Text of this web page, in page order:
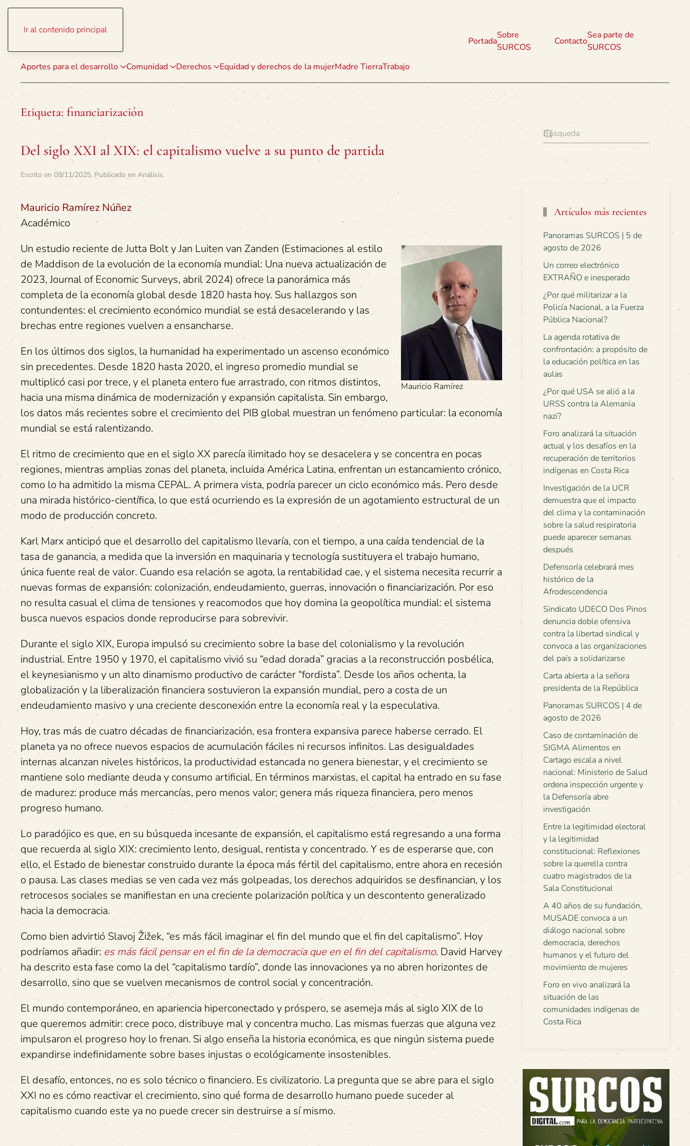
Ir al contenido principal
Aportes para el desarrollo Comunidad Derechos Equidad y derechos de la mujerMadre TierraTrabajo
Portada
Sobre
SURCOS
Contacto
Sea parte de
SURCOS
Etiqueta: financiarización
Del siglo XXI al XIX: el capitalismo vuelve a su punto de partida
Escrito en 09/11/2025. Publicado en Análisis.
Mauricio Ramírez Núñez
Académico
Mauricio Ramírez
Un estudio reciente de Jutta Bolt y Jan Luiten van Zanden (Estimaciones al estilo
de Maddison de la evolución de la economía mundial: Una nueva actualización de
2023, Journal of Economic Surveys, abril 2024) ofrece la panorámica más
completa de la economía global desde 1820 hasta hoy. Sus hallazgos son
contundentes: el crecimiento económico mundial se está desacelerando y las
brechas entre regiones vuelven a ensancharse.
En los últimos dos siglos, la humanidad ha experimentado un ascenso económico
sin precedentes. Desde 1820 hasta 2020, el ingreso promedio mundial se
multiplicó casi por trece, y el planeta entero fue arrastrado, con ritmos distintos,
hacia una misma dinámica de modernización y expansión capitalista. Sin embargo,
los datos más recientes sobre el crecimiento del PIB global muestran un fenómeno particular: la economía
mundial se está ralentizando.
El ritmo de crecimiento que en el siglo XX parecía ilimitado hoy se desacelera y se concentra en pocas
regiones, mientras amplias zonas del planeta, incluida América Latina, enfrentan un estancamiento crónico,
como lo ha admitido la misma CEPAL. A primera vista, podría parecer un ciclo económico más. Pero desde
una mirada histórico-científica, lo que está ocurriendo es la expresión de un agotamiento estructural de un
modo de producción concreto.
Karl Marx anticipó que el desarrollo del capitalismo llevaría, con el tiempo, a una caída tendencial de la
tasa de ganancia, a medida que la inversión en maquinaria y tecnología sustituyera el trabajo humano,
única fuente real de valor. Cuando esa relación se agota, la rentabilidad cae, y el sistema necesita recurrir a
nuevas formas de expansión: colonización, endeudamiento, guerras, innovación o financiarización. Por eso
no resulta casual el clima de tensiones y reacomodos que hoy domina la geopolítica mundial: el sistema
busca nuevos espacios donde reproducirse para sobrevivir.
Durante el siglo XIX, Europa impulsó su crecimiento sobre la base del colonialismo y la revolución
industrial. Entre 1950 y 1970, el capitalismo vivió su “edad dorada” gracias a la reconstrucción posbélica,
el keynesianismo y un alto dinamismo productivo de carácter “fordista”. Desde los años ochenta, la
globalización y la liberalización financiera sostuvieron la expansión mundial, pero a costa de un
endeudamiento masivo y una creciente desconexión entre la economía real y la especulativa.
Hoy, tras más de cuatro décadas de financiarización, esa frontera expansiva parece haberse cerrado. El
planeta ya no ofrece nuevos espacios de acumulación fáciles ni recursos infinitos. Las desigualdades
internas alcanzan niveles históricos, la productividad estancada no genera bienestar, y el crecimiento se
mantiene solo mediante deuda y consumo artificial. En términos marxistas, el capital ha entrado en su fase
de madurez: produce más mercancías, pero menos valor; genera más riqueza financiera, pero menos
progreso humano.
Lo paradójico es que, en su búsqueda incesante de expansión, el capitalismo está regresando a una forma
que recuerda al siglo XIX: crecimiento lento, desigual, rentista y concentrado. Y es de esperarse que, con
ello, el Estado de bienestar construido durante la época más fértil del capitalismo, entre ahora en recesión
o pausa. Las clases medias se ven cada vez más golpeadas, los derechos adquiridos se desfinancian, y los
retrocesos sociales se manifiestan en una creciente polarización política y un descontento generalizado
hacia la democracia.
Como bien advirtió Slavoj Žižek, “es más fácil imaginar el fin del mundo que el fin del capitalismo”. Hoy
podríamos añadir:es más fácil pensar en el fin de la democracia que en el fin del capitalismo. David Harvey
ha descrito esta fase como la del “capitalismo tardío”, donde las innovaciones ya no abren horizontes de
desarrollo, sino que se vuelven mecanismos de control social y concentración.
El mundo contemporáneo, en apariencia hiperconectado y próspero, se asemeja más al siglo XIX de lo
que queremos admitir: crece poco, distribuye mal y concentra mucho. Las mismas fuerzas que alguna vez
impulsaron el progreso hoy lo frenan. Si algo enseña la historia económica, es que ningún sistema puede
expandirse indefinidamente sobre bases injustas o ecológicamente insostenibles.
El desafío, entonces, no es solo técnico o financiero. Es civilizatorio. La pregunta que se abre para el siglo
XXI no es cómo reactivar el crecimiento, sino qué forma de desarrollo humano puede suceder al
capitalismo cuando este ya no puede crecer sin destruirse a sí mismo.
Artículos más recientes
Panoramas SURCOS | 5 de
agosto de 2026
Un correo electrónico
EXTRAÑO e inesperado
¿Por qué militarizar a la
Policía Nacional, a la Fuerza
Pública Nacional?
La agenda rotativa de
confrontación: a propósito de
la educación política en las
aulas
¿Por qué USA se alió a la
URSS contra la Alemania
nazi?
Foro analizará la situación
actual y los desafíos en la
recuperación de territorios
indígenas en Costa Rica
Investigación de la UCR
demuestra que el impacto
del clima y la contaminación
sobre la salud respiratoria
puede aparecer semanas
después
Defensoría celebrará mes
histórico de la
Afrodescendencia
Sindicato UDECO Dos Pinos
denuncia doble ofensiva
contra la libertad sindical y
convoca a las organizaciones
del país a solidarizarse
Carta abierta a la señora
presidenta de la República
Panoramas SURCOS | 4 de
agosto de 2026
Caso de contaminación de
SIGMA Alimentos en
Cartago escala a nivel
nacional: Ministerio de Salud
ordena inspección urgente y
la Defensoría abre
investigación
Entre la legitimidad electoral
y la legitimidad
constitucional: Reflexiones
sobre la querella contra
cuatro magistrados de la
Sala Constitucional
A 40 años de su fundación,
MUSADE convoca a un
diálogo nacional sobre
democracia, derechos
humanos y el futuro del
movimiento de mujeres
Foro en vivo analizará la
situación de las
comunidades indígenas de
Costa Rica